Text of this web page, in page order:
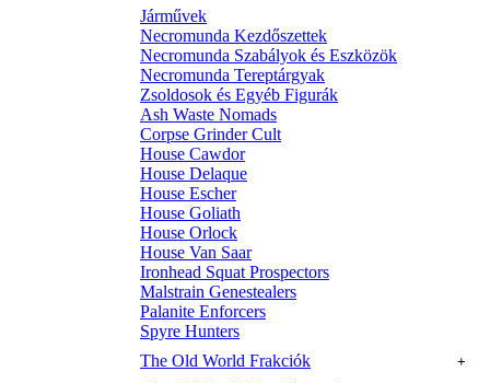
Járművek
Necromunda Kezdőszettek
Necromunda Szabályok és Eszközök
Necromunda Tereptárgyak
Zsoldosok és Egyéb Figurák
Ash Waste Nomads
Corpse Grinder Cult
House Cawdor
House Delaque
House Escher
House Goliath
House Orlock
House Van Saar
Ironhead Squat Prospectors
Malstrain Genestealers
Palanite Enforcers
Spyre Hunters
The Old World Frakciók
+